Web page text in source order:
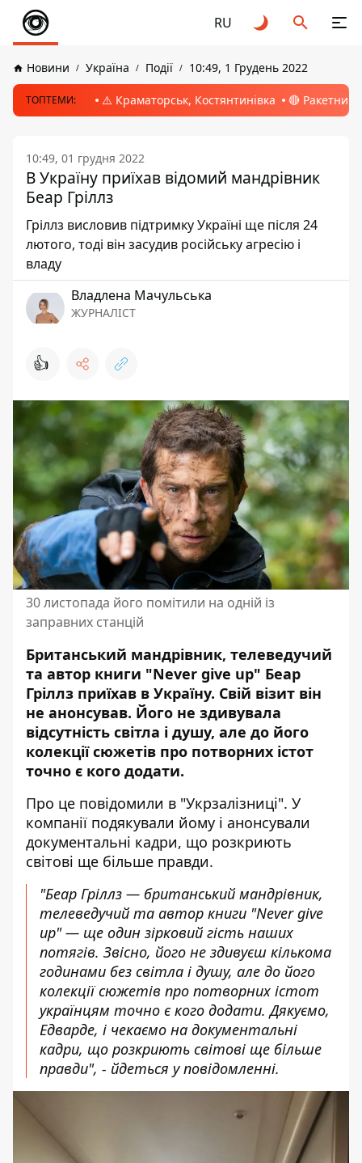
RU
Новини Україна Події 10:49, 1 Грудень 2022
ТОПТЕМИ: ⚠️ Краматорськ, Костянтинівка 🔴 Ракетний
10:49, 01 грудня 2022
В Україну приїхав відомий мандрівник
Беар Гріллз
Гріллз висловив підтримку Україні ще після 24
лютого, тоді він засудив російську агресію і
владу
Владлена Мачульська
ЖУРНАЛІСТ
👍
30 листопада його помітили на одній із
заправних станцій
Британський мандрівник, телеведучий
та автор книги "Never give up" Беар
Гріллз приїхав в Україну. Свій візит він
не анонсував. Його не здивувала
відсутність світла і душу, але до його
колекції сюжетів про потворних істот
точно є кого додати.
Про це повідомили в "Укрзалізниці". У
компанії подякували йому і анонсували
документальні кадри, що розкриють
світові ще більше правди.
"Беар Гріллз — британський мандрівник,
телеведучий та автор книги "Never give
up" — ще один зірковий гість наших
потягів. Звісно, його не здивуєш кількома
годинами без світла і душу, але до його
колекції сюжетів про потворних істот
українцям точно є кого додати. Дякуємо,
Едварде, і чекаємо на документальні
кадри, що розкриють світові ще більше
правди", - йдеться у повідомленні.